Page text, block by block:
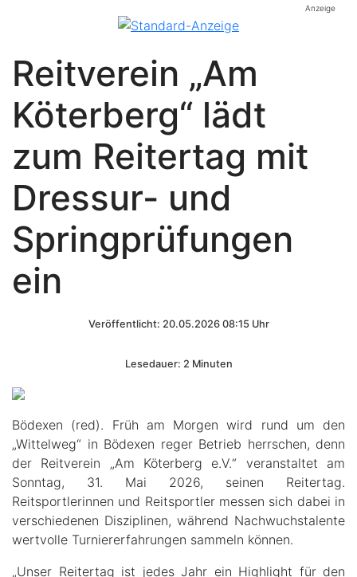
Anzeige
Reitverein „Am
Köterberg“ lädt
zum Reitertag mit
Dressur- und
Springprüfungen
ein
Veröffentlicht: 20.05.2026 08:15 Uhr
Lesedauer: 2 Minuten
Bödexen (red). Früh am Morgen wird rund um den
„Wittelweg“ in Bödexen reger Betrieb herrschen, denn
der Reitverein „Am Köterberg e.V.“ veranstaltet am
Sonntag, 31. Mai 2026, seinen Reitertag.
Reitsportlerinnen und Reitsportler messen sich dabei in
verschiedenen Disziplinen, während Nachwuchstalente
wertvolle Turniererfahrungen sammeln können.
„Unser Reitertag ist jedes Jahr ein Highlight für den